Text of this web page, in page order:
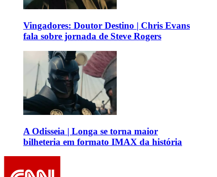
Vingadores: Doutor Destino | Chris Evans
fala sobre jornada de Steve Rogers
A Odisseia | Longa se torna maior
bilheteria em formato IMAX da história